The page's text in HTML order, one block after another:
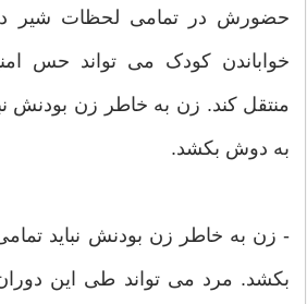
حضورش در تمامی لحظات شیر
خواباندن کودک می تواند حس
منتقل کند. زن به خاطر زن بودنش
به دوش بکشد.
- زن به خاطر زن بودنش نباید
بکشد. مرد می تواند طی این